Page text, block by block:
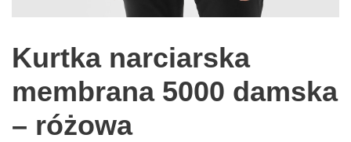
Kurtka narciarska
membrana 5000 damska
– różowa